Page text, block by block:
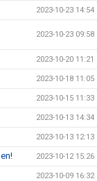
2023-10-23 14:54
2023-10-23 09:58
2023-10-20 11:21
2023-10-18 11:05
2023-10-15 11:33
2023-10-13 14:34
2023-10-13 12:13
2023-10-12 15:26
2023-10-09 16:32